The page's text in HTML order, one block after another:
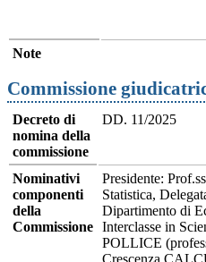
Note
Commissione
Decreto di
nomina della
commissione
DD. 11/2025
Nominativi
componenti
della
Commissione
Presidente:
Statistica,
Dipartimento di
Interclasse in
POLLICE
Crescenza